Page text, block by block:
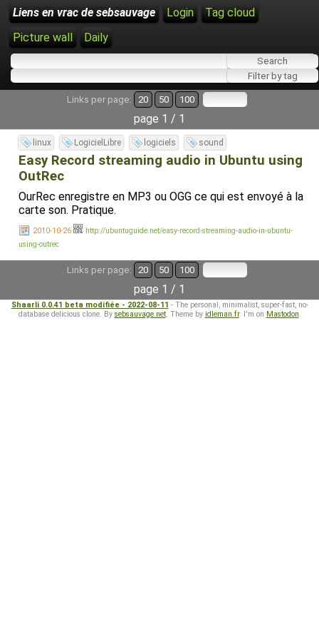
Liens en vrac de sebsauvage Login
Tag cloud
Picture wall
Daily
Links per page: 20 50 100
page 1 / 1
linux LogicielLibre logiciels sound
Easy Record streaming audio in Ubuntu using
OutRec
OurRec enregistre en MP3 ou OGG ce qui est envoyé à la
carte son. Pratique.
2010-10-26
http://ubuntuguide.net/easy-record-streaming-audio-in-ubuntu-
using-outrec
Links per page: 20 50 100
page 1 / 1
Shaarli 0.0.41 beta modifiée - 2022-08-11 - The personal, minimalist, super-fast, no-
database delicious clone. By sebsauvage.net. Theme by idleman.fr. I'm on Mastodon.